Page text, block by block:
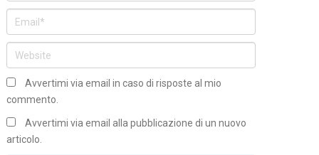
Avvertimi via email in caso di risposte al mio
commento.
Avvertimi via email alla pubblicazione di un nuovo
articolo.